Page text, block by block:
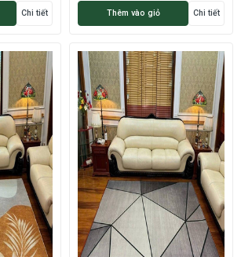
Chi tiết Thêm vào giỏ Chi tiết